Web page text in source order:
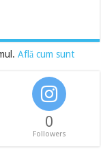
Află cum sunt
0
Followers